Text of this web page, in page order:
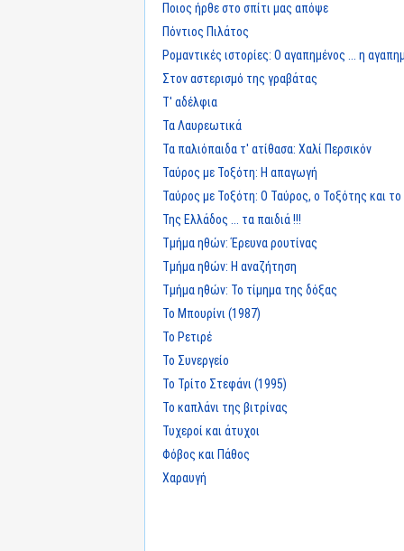
Ποιος ήρθε στο σπίτι μας απόψε
Πόντιος Πιλάτος
Ρομαντικές ιστορίες: Ο αγαπημένος ... η
Στον αστερισμό της γραβάτας
Τ' αδέλφια
Τα Λαυρεωτικά
Τα παλιόπαιδα τ' ατίθασα: Χαλί Περσικόν
Ταύρος με Τοξότη: Η απαγωγή
Ταύρος με Τοξότη: Ο Ταύρος, ο Τοξότης και
Της Ελλάδος ... τα παιδιά !!!
Τμήμα ηθών: Έρευνα ρουτίνας
Τμήμα ηθών: Η αναζήτηση
Τμήμα ηθών: Το τίμημα της δόξας
Το Μπουρίνι (1987)
Το Ρετιρέ
Το Συνεργείο
Το Τρίτο Στεφάνι (1995)
Το καπλάνι της βιτρίνας
Τυχεροί και άτυχοι
Φόβος και Πάθος
Χαραυγή